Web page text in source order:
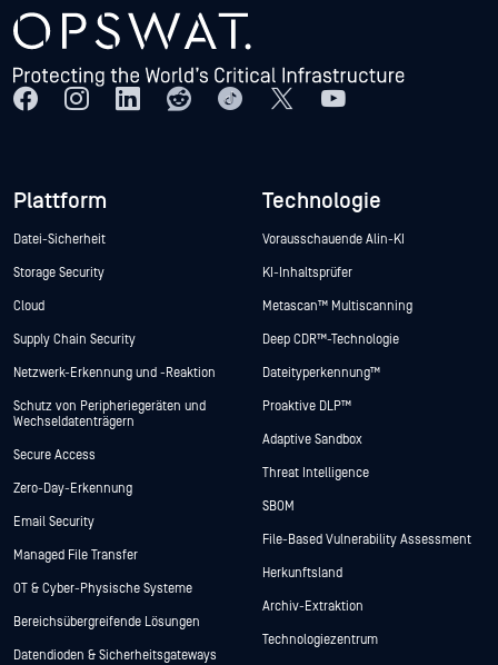
Plattform
Datei-Sicherheit
Storage Security
Cloud
Supply Chain Security
Netzwerk-Erkennung und -Reaktion
Schutz von Peripheriegeräten und
Wechseldatenträgern
Secure Access
Zero-Day-Erkennung
Email Security
Managed File Transfer
OT & Cyber-Physische Systeme
Bereichsübergreifende Lösungen
Datendioden & Sicherheitsgateways
Technologie
Vorausschauende Alin-KI
KI-Inhaltsprüfer
Metascan™ Multiscanning
Deep CDR™-Technologie
Dateityperkennung™
Proaktive DLP™
Adaptive Sandbox
Threat Intelligence
SBOM
File-Based Vulnerability Assessment
Herkunftsland
Archiv-Extraktion
Technologiezentrum